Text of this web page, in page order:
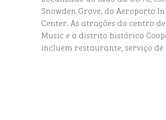
Snowden Grove, do Aeroporto
Center. As atrações do centro
Music e o distrito histórico
incluem restaurante, serviço